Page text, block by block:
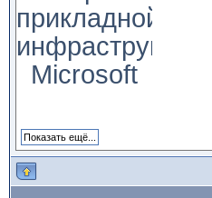
прикладной
инфраструктуре
Microsoft